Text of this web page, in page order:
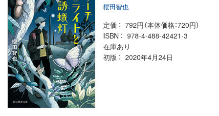
櫻田智也
定価
792円（本体価格：720円）
ISBN
978-4-488-42421-3
在庫あり
初版
2020年4月24日